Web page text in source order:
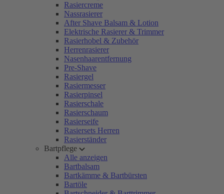
Rasiercreme
Nassrasierer
After Shave Balsam & Lotion
Elektrische Rasierer & Trimmer
Rasierhobel & Zubehör
Herrenrasierer
Nasenhaarentfernung
Pre-Shave
Rasiergel
Rasiermesser
Rasierpinsel
Rasierschale
Rasierschaum
Rasierseife
Rasiersets Herren
Rasierständer
Bartpflege
Alle anzeigen
Bartbalsam
Bartkämme & Bartbürsten
Bartöle